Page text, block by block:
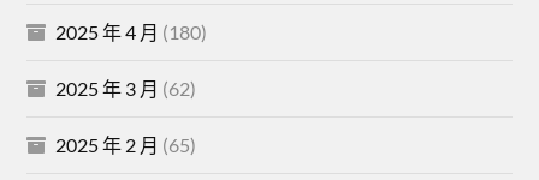
2025 年 4 月 (180)
2025 年 3 月 (62)
2025 年 2 月 (65)